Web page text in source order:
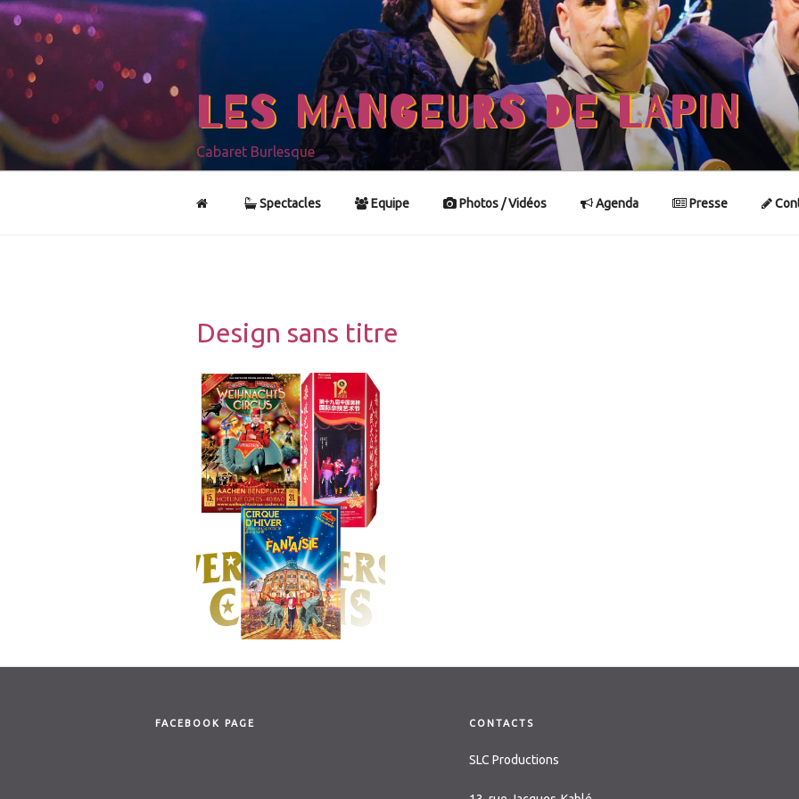
Aller
contenu
principal
LES MANGEURS DE LAPIN
Cabaret Burlesque
Spectacles Equipe Photos / Vidéos Agenda Presse
Design sans titre
FACEBOOK PAGE CONTACTS
SLC Productions